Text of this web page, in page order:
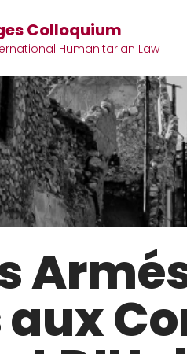
Colloquium
Humanitarian Law
aux